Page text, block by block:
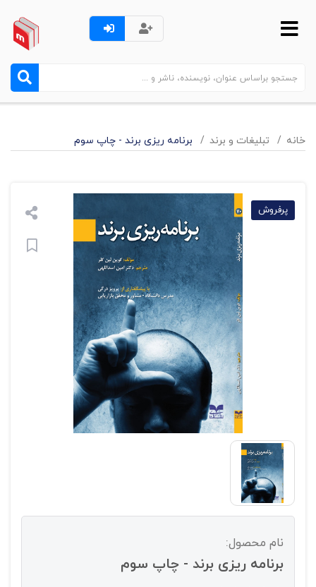
خانه تبليغات و برند برنامه ریزی برند - چاپ سوم
پرفروش
نام محصول:
برنامه ریزی برند - چاپ سوم